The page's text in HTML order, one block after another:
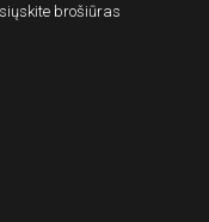
brošiūras